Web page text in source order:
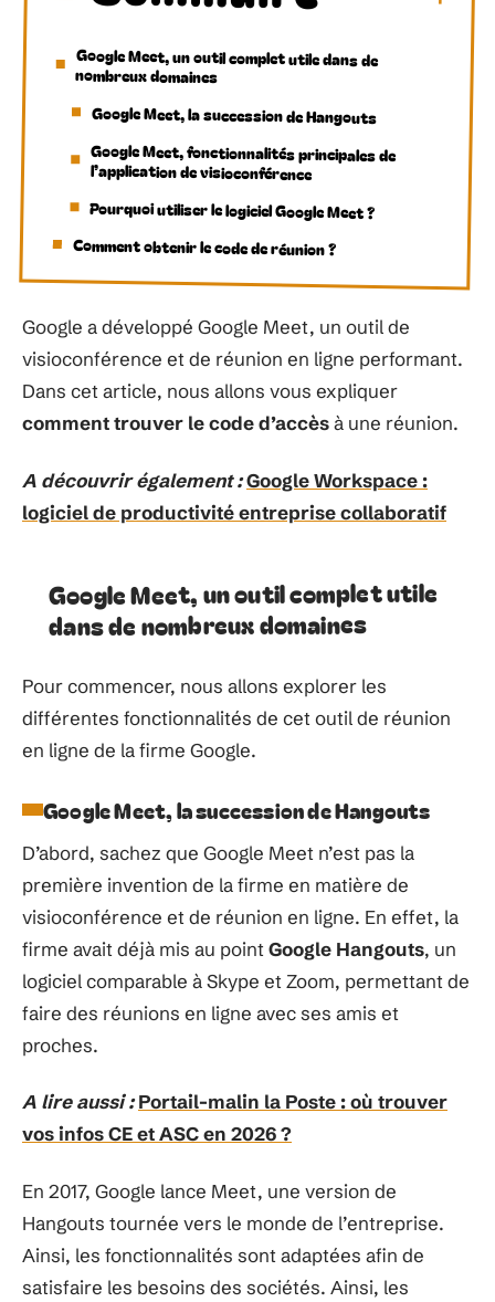
Google Meet, un outil complet utile dans de
nombreux domaines
Google Meet, la succession de Hangouts
Google Meet, fonctionnalités principales de
l’application de visioconférence
Pourquoi utiliser le logiciel Google Meet ?
Comment obtenir le code de réunion ?
Google a développé Google Meet, un outil de
visioconférence et de réunion en ligne performant.
Dans cet article, nous allons vous expliquer
comment trouver le code d’accèsà une réunion.
A découvrir également :Google Workspace :
logiciel de productivité entreprise collaboratif
Google Meet, un outil complet utile
dans de nombreux domaines
Pour commencer, nous allons explorer les
différentes fonctionnalités de cet outil de réunion
en ligne de la firme Google.
Google Meet, la succession de Hangouts
D’abord, sachez que Google Meet n’est pas la
première invention de la firme en matière de
visioconférence et de réunion en ligne. En effet, la
firme avait déjà mis au point Google Hangouts, un
logiciel comparable à Skype et Zoom, permettant de
faire des réunions en ligne avec ses amis et
proches.
A lire aussi : Portail-malin la Poste : où trouver
vos infos CE et ASC en 2026 ?
En 2017, Google lance Meet, une version de
Hangouts tournée vers le monde de l’entreprise.
Ainsi, les fonctionnalités sont adaptées afin de
satisfaire les besoins des sociétés. Ainsi, les